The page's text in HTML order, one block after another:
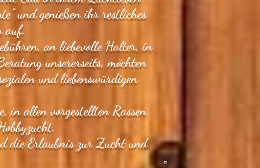
und genießen ihr restliches
auf.
an liebevolle Halter, in
unsererseits, möchten
und liebenswürdigen
in allen vorgestellten Rassen
die Erlaubnis zur Zucht und